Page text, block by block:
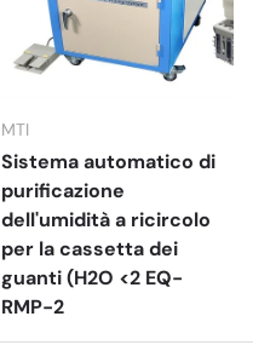
MTI
Sistema automatico di
purificazione
dell'umidità a ricircolo
per la cassetta dei
guanti (H2O <2 EQ-
RMP-2